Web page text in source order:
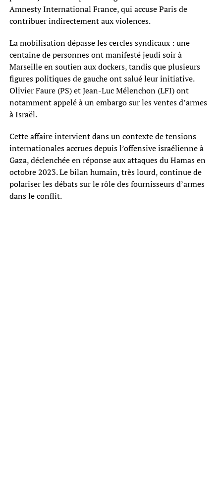
Amnesty International France, qui accuse Paris de
contribuer indirectement aux violences.
La mobilisation dépasse les cercles syndicaux : une
centaine de personnes ont manifesté jeudi soir à
Marseille en soutien aux dockers, tandis que plusieurs
figures politiques de gauche ont salué leur initiative.
Olivier Faure (PS) et Jean-Luc Mélenchon (LFI) ont
notamment appelé à un embargo sur les ventes d’armes
à Israël.
Cette affaire intervient dans un contexte de tensions
internationales accrues depuis l’offensive israélienne à
Gaza, déclenchée en réponse aux attaques du Hamas en
octobre 2023. Le bilan humain, très lourd, continue de
polariser les débats sur le rôle des fournisseurs d’armes
dans le conflit.